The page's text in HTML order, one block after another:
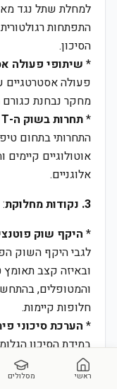
התפתחות
הסיכון.
* שיתופי פעולה
פעולה אסטרטגיים
מחקר נבחנת כגורם
*תחרות בשוק ה-CAR T
אוטולוגיים
אלוגניים.
3. נקודות מחלוקת
:
* היקף שוק
ובאיזה קצב תאומץ
והמטופלים,
חלופות קיימות.
* הערכת סיכוני
במידת הסיכון
מהמוצרים בצינור
מהימן את סיכויי
ראשי מסלולים